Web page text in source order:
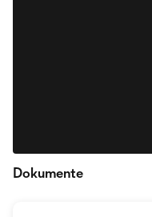
Dokumente